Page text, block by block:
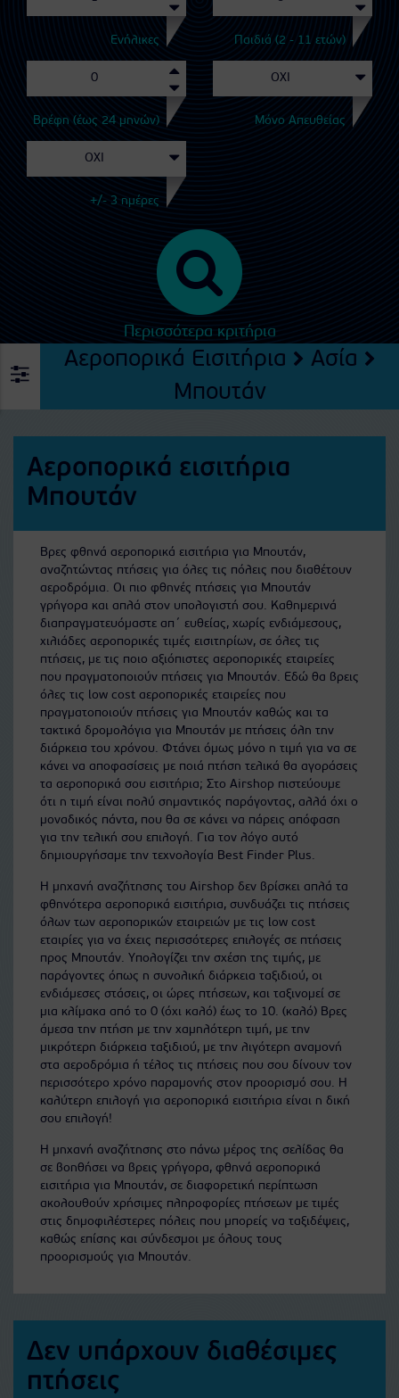
Ενήλικες Παιδιά (2 - 11 ετών)
Βρέφη (έως 24 μηνών) Μόνο Απευθείας
+/- 3 ημέρες
Περισσότερα κριτήρια
Αεροπορικά Εισιτήρια
Ασία
Μπουτάν
Αεροπορικά εισιτήρια
Μπουτάν
Βρες φθηνά αεροπορικά εισιτήρια για Μπουτάν,
αναζητώντας πτήσεις για όλες τις πόλεις που διαθέτουν
αεροδρόμια. Οι πιο φθηνές πτήσεις για Μπουτάν
γρήγορα και απλά στον υπολογιστή σου. Καθημερινά
διαπραγματευόμαστε απ΄ ευθείας, χωρίς ενδιάμεσους,
χιλιάδες αεροπορικές τιμές εισιτηρίων, σε όλες τις
πτήσεις, με τις ποιο αξιόπιστες αεροπορικές εταιρείες
που πραγματοποιούν πτήσεις για Μπουτάν. Εδώ θα βρεις
όλες τις low cost αεροπορικές εταιρείες που
πραγματοποιούν πτήσεις για Μπουτάν καθώς και τα
τακτικά δρομολόγια για Μπουτάν με πτήσεις όλη την
διάρκεια του χρόνου. Φτάνει όμως μόνο η τιμή για να σε
κάνει να αποφασίσεις με ποιά πτήση τελικά θα αγοράσεις
τα αεροπορικά σου εισιτήρια; Στο Airshop πιστεύουμε
ότι η τιμή είναι πολύ σημαντικός παράγοντας, αλλά όχι ο
μοναδικός πάντα, που θα σε κάνει να πάρεις απόφαση
για την τελική σου επιλογή. Για τον λόγο αυτό
δημιουργήσαμε την τεχνολογία Best Finder Plus.
Η μηχανή αναζήτησης του Airshop δεν βρίσκει απλά τα
φθηνότερα αεροπορικά εισιτήρια, συνδυάζει τις πτήσεις
όλων των αεροπορικών εταιρειών με τις low cost
εταιρίες για να έχεις περισσότερες επιλογές σε πτήσεις
προς Μπουτάν. Υπολογίζει την σχέση της τιμής, με
παράγοντες όπως η συνολική διάρκεια ταξιδιού, οι
ενδιάμεσες στάσεις, οι ώρες πτήσεων, και ταξινομεί σε
μια κλίμακα από το 0 (όχι καλό) έως το 10. (καλό) Βρες
άμεσα την πτήση με την χαμηλότερη τιμή, με την
μικρότερη διάρκεια ταξιδιού, με την λιγότερη αναμονή
στα αεροδρόμια ή τέλος τις πτήσεις που σου δίνουν τον
περισσότερο χρόνο παραμονής στον προορισμό σου. Η
καλύτερη επιλογή για αεροπορικά εισιτήρια είναι η δική
σου επιλογή!
Η μηχανή αναζήτησης στο πάνω μέρος της σελίδας θα
σε βοηθήσει να βρεις γρήγορα, φθηνά αεροπορικά
εισιτήρια για Μπουτάν, σε διαφορετική περίπτωση
ακολουθούν χρήσιμες πληροφορίες πτήσεων με τιμές
στις δημοφιλέστερες πόλεις που μπορείς να ταξιδέψεις,
καθώς επίσης και σύνδεσμοι με όλους τους
προορισμούς για Μπουτάν.
Δεν υπάρχουν διαθέσιμες
πτήσεις